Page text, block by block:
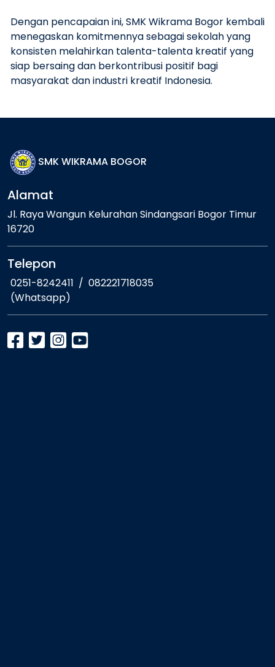
Dengan pencapaian ini, SMK Wikrama Bogor kembali
menegaskan komitmennya sebagai sekolah yang
konsisten melahirkan talenta-talenta kreatif yang
siap bersaing dan berkontribusi positif bagi
masyarakat dan industri kreatif Indonesia.
SMK WIKRAMA BOGOR
Alamat
Jl. Raya Wangun Kelurahan Sindangsari Bogor Timur
16720
Telepon
0251-8242411 / 082221718035
(Whatsapp)